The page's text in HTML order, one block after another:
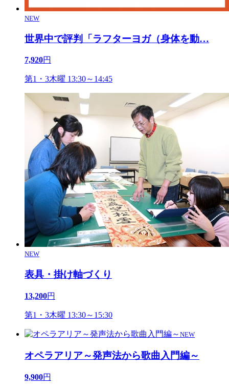
NEW
世界中で評判「ラフターヨガ（身体を動…
7,920円
第1・3木曜 13:30～14:45
NEW
表具・掛け軸づくり
13,200円
第1・3木曜 13:30～15:30
NEW
オペラアリア～発声法から歌曲入門編～
9,900円